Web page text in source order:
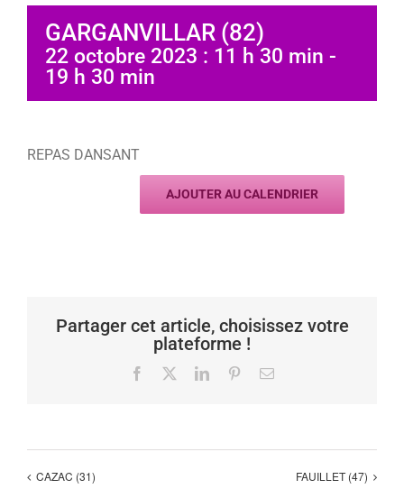
GARGANVILLAR (82)
22 octobre 2023 : 11 h 30 min -
19 h 30 min
REPAS DANSANT
AJOUTER AU CALENDRIER
Partager cet article, choisissez votre
plateforme !
Facebook LinkedInPinterestEmail
CAZAC (31) FAUILLET (47)